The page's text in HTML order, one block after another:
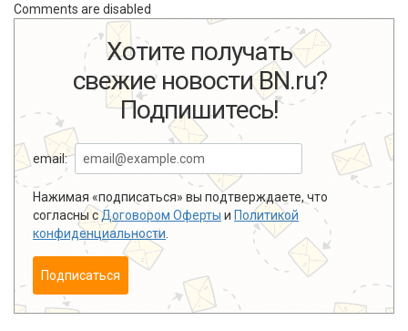
Comments are disabled
Хотите получать
свежие новости BN.ru?
Подпишитесь!
email:
Нажимая «подписаться» вы подтверждаете, что
согласны сДоговором Оферты и Политикой
конфиденциальности
Подписаться